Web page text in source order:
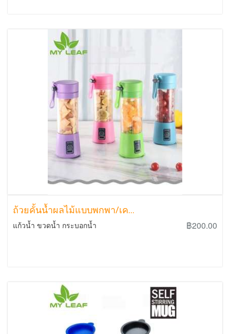
ถ้วยคั้นน้ำผลไม้แบบพกพา/เค...
แก้วน้ำ ขวดน้ำ กระบอกน้ำ ฿200.00